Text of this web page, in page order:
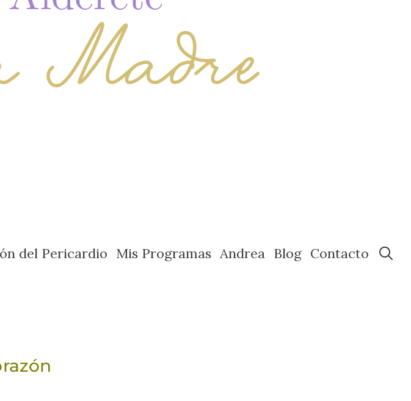
del Pericardio Mis Programas Andrea Blog Contacto